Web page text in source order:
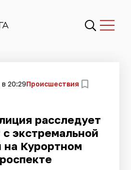
20:29Происшествия
расследует
экстремальной
на Курортном